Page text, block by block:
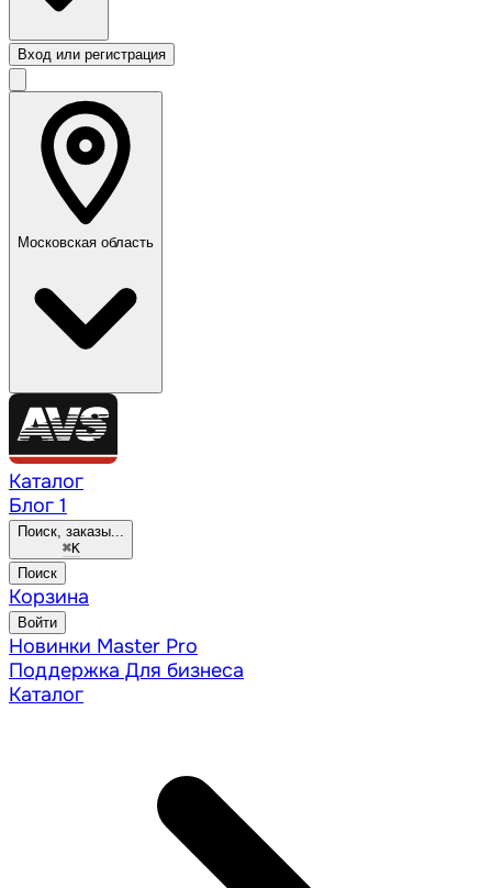
Вход или регистрация
Московская область
Каталог
Блог 1
Поиск, заказы...
⌘K
Поиск
Корзина
Войти
Новинки Master Pro
Поддержка Для бизнеса
Каталог